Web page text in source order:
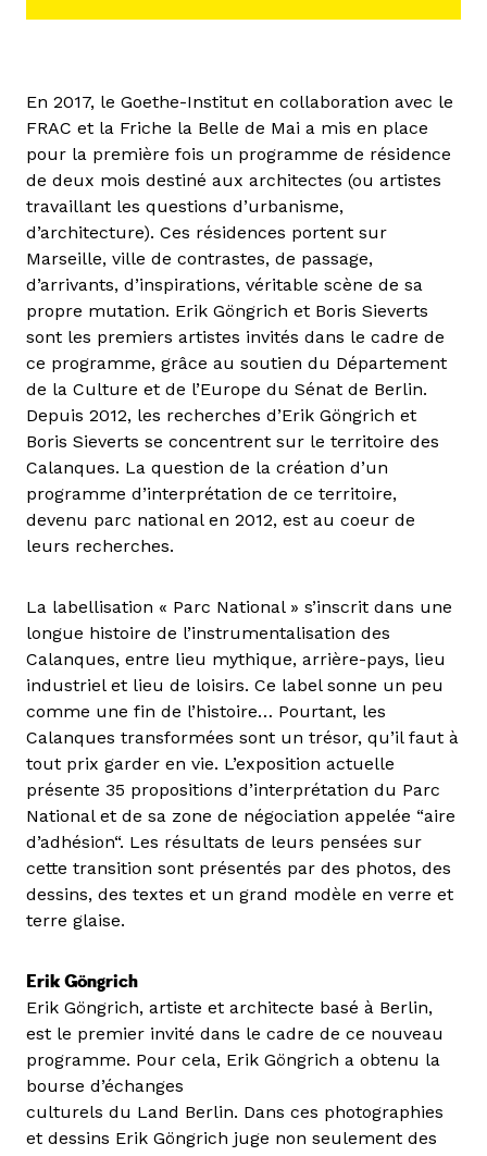
En 2017, le Goethe-Institut en collaboration avec le
FRAC et la Friche la Belle de Mai a mis en place
pour la première fois un programme de résidence
de deux mois destiné aux architectes (ou artistes
travaillant les questions d’urbanisme,
d’architecture). Ces résidences portent sur
Marseille, ville de contrastes, de passage,
d’arrivants, d’inspirations, véritable scène de sa
propre mutation. Erik Göngrich et Boris Sieverts
sont les premiers artistes invités dans le cadre de
ce programme, grâce au soutien du Département
de la Culture et de l’Europe du Sénat de Berlin.
Depuis 2012, les recherches d’Erik Göngrich et
Boris Sieverts se concentrent sur le territoire des
Calanques. La question de la création d’un
programme d’interprétation de ce territoire,
devenu parc national en 2012, est au coeur de
leurs recherches.
La labellisation « Parc National » s’inscrit dans une
longue histoire de l’instrumentalisation des
Calanques, entre lieu mythique, arrière-pays, lieu
industriel et lieu de loisirs. Ce label sonne un peu
comme une fin de l’histoire… Pourtant, les
Calanques transformées sont un trésor, qu’il faut à
tout prix garder en vie. L’exposition actuelle
présente 35 propositions d’interprétation du Parc
National et de sa zone de négociation appelée “aire
d’adhésion“. Les résultats de leurs pensées sur
cette transition sont présentés par des photos, des
dessins, des textes et un grand modèle en verre et
terre glaise.
Erik Göngrich
Erik Göngrich, artiste et architecte basé à Berlin,
est le premier invité dans le cadre de ce nouveau
programme. Pour cela, Erik Göngrich a obtenu la
bourse d’échanges
culturels du Land Berlin. Dans ces photographies
et dessins Erik Göngrich juge non seulement des